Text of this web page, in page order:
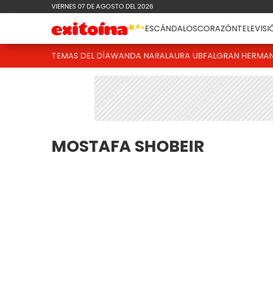
VIERNES 07 DE AGOSTO DEL 2026
ESCÁNDALOSCORAZÓN
TEMAS DEL DÍAWANDA NARALAURA UBFALGRAN
MOSTAFA SHOBEIR